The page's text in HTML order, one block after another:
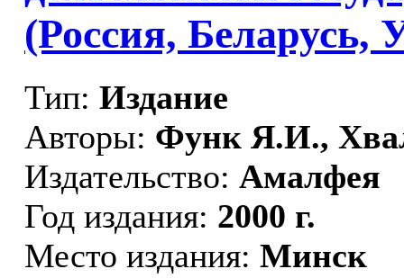
(Россия, Беларусь,
Тип: Издание
Авторы: Функ Я.И.,
Издательство: Амалфея
Год издания: 2000 г.
Место издания: Минск